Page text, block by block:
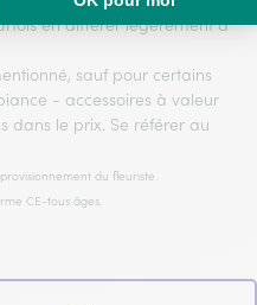
en différer légèrement à
sauf pour certains
- accessoires à valeur
dans le prix. Se référer au
du fleuriste.
CE-tous âges.